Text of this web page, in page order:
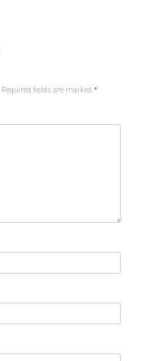
Required fields are marked *